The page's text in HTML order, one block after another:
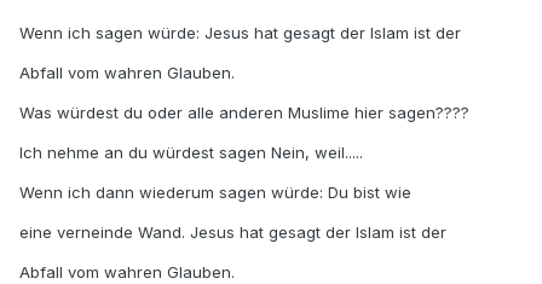
Wenn ich sagen würde: Jesus hat gesagt der Islam ist der
Abfall vom wahren Glauben.
Was würdest du oder alle anderen Muslime hier sagen????
Ich nehme an du würdest sagen Nein, weil.....
Wenn ich dann wiederum sagen würde: Du bist wie
eine verneinde Wand. Jesus hat gesagt der Islam ist der
Abfall vom wahren Glauben.